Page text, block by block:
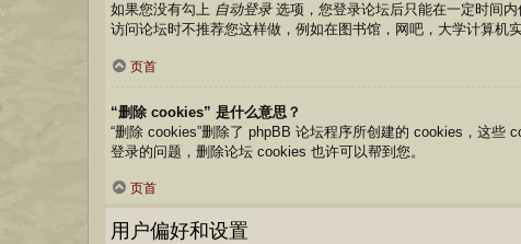
如果您没有勾上 自动登录选项，您登录论坛后只能在一定时间
访问论坛时不推荐您这样做，例如在图书馆，网吧，大学计算机
页首
“删除 cookies” 是什么意思？
“删除 cookies”删除了 phpBB 论坛程序所创建的 cookies，这些
登录的问题，删除论坛 cookies 也许可以帮到您。
页首
用户偏好和设置